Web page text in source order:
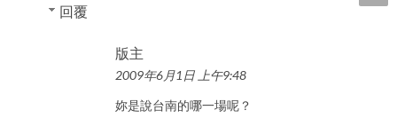
回覆
版主
2009年6月1日 上午9:48
妳是說台南的哪一場呢？